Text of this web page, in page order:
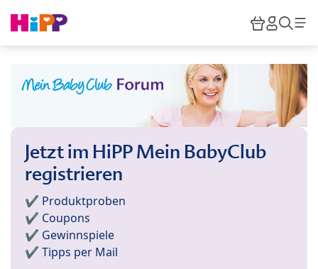
HiPP
Jetzt im HiPP Mein BabyClub
registrieren
✔️ Produktproben
✔️ Coupons
✔️ Gewinnspiele
✔️ Tipps per Mail